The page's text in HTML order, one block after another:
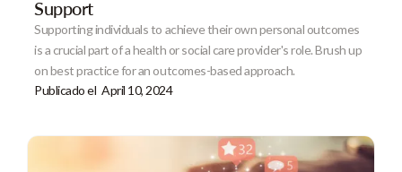
Support
Supporting individuals to achieve their own personal outcomes
is a crucial part of a health or social care provider's role. Brush up
on best practice for an outcomes-based approach.
Publicado el April 10, 2024